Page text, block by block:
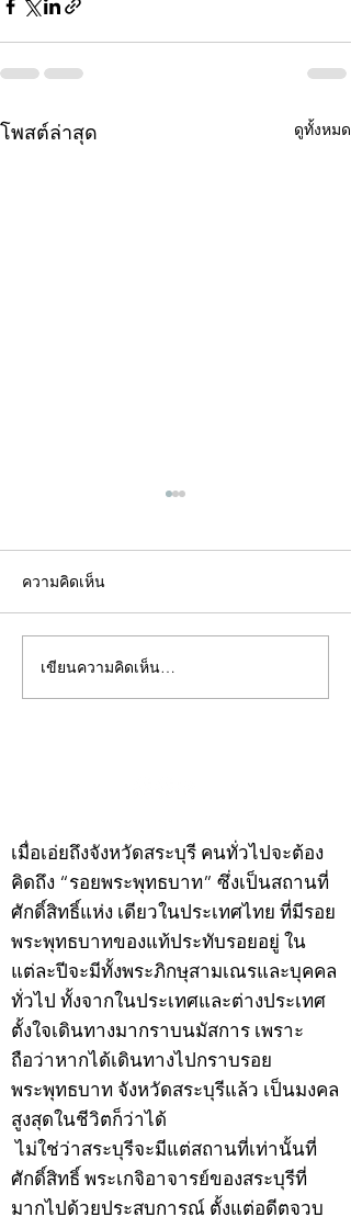
โพสต์ล่าสุด ดูทั้งหมด
คอลัมน์"จับชีพจรวงการ
พระ"ประจำพุธที่ 29
ความคิดเห็น
เขียนความคิดเห็น…
เมื่อเอ่ยถึงจังหวัดสระบุรี คนทั่วไปจะต้อง
คิดถึง “รอยพระพุทธบาท” ซึ่งเป็นสถานที่
ศักดิ์สิทธิ์แห่ง เดียวในประเทศไทย ที่มีรอย
พระพุทธบาทของแท้ประทับรอยอยู่ ใน
แต่ละปีจะมีทั้งพระภิกษุสามเณรและบุคคล
ทั่วไป ทั้งจากในประเทศและต่างประเทศ
ตั้งใจเดินทางมากราบนมัสการ เพราะ
ถือว่าหากได้เดินทางไปกราบรอย
พระพุทธบาท จังหวัดสระบุรีแล้ว เป็นมงคล
สูงสุดในชีวิตก็ว่าได้
ไม่ใช่ว่าสระบุรีจะมีแต่สถานที่เท่านั้นที่
ศักดิ์สิทธิ์ พระเกจิอาจารย์ของสระบุรีที่
มากไปด้วยประสบการณ์ ตั้งแต่อดีตจวบ